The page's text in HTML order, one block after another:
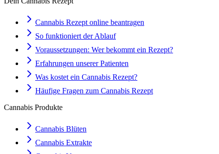
Cannabis Rezept online beantragen
So funktioniert der Ablauf
Voraussetzungen: Wer bekommt ein Rezept?
Erfahrungen unserer Patienten
Was kostet ein Cannabis Rezept?
Häufige Fragen zum Cannabis Rezept
Cannabis Produkte
Cannabis Blüten
Cannabis Extrakte